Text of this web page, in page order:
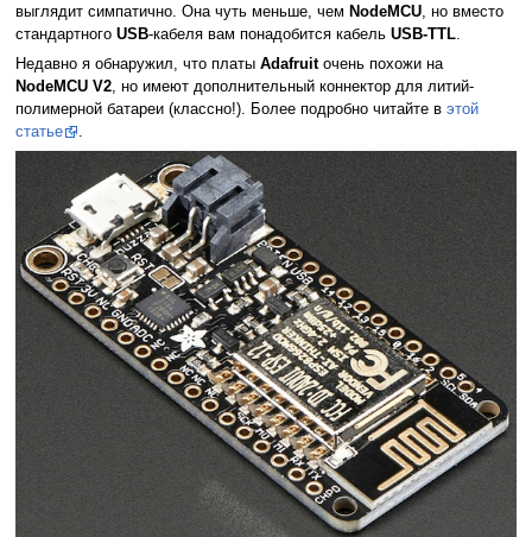
выглядит симпатично. Она чуть меньше, чем NodeMCU, но вместо
стандартного USB-кабеля вам понадобится кабель USB-TTL.
Недавно я обнаружил, что платы Adafruitочень похожи на
NodeMCU V2, но имеют дополнительный коннектор для литий-
полимерной батареи (классно!). Более подробно читайте в этой
статье
.